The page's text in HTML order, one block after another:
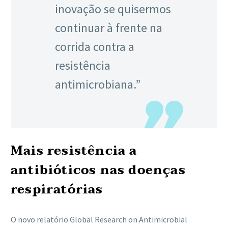
inovação se quisermos
continuar à frente na
corrida contra a
resistência
antimicrobiana.”
Mais resistência a
antibióticos nas doenças
respiratórias
O novo relatório Global Research on Antimicrobial